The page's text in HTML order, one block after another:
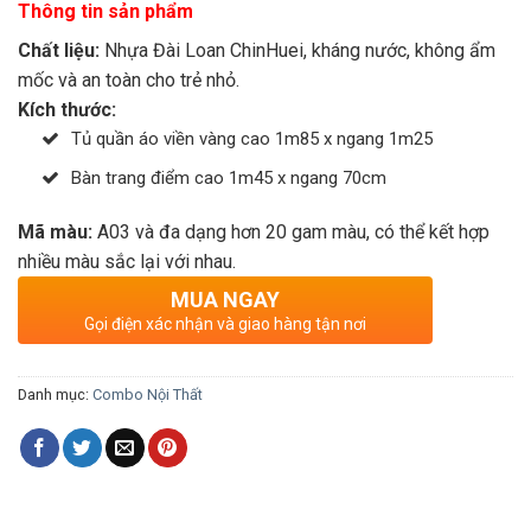
Thông tin sản phẩm
Chất liệu: Nhựa Đài Loan ChinHuei, kháng nước, không ẩm
mốc và an toàn cho trẻ nhỏ.
Kích thước:
Tủ quần áo viền vàng cao 1m85 x ngang 1m25
Bàn trang điểm cao 1m45 x ngang 70cm
Mã màu: A03 và đa dạng hơn 20 gam màu, có thể kết hợp
nhiều màu sắc lại với nhau.
MUA NGAY
Gọi điện xác nhận và giao hàng tận nơi
Danh mục: Combo Nội Thất